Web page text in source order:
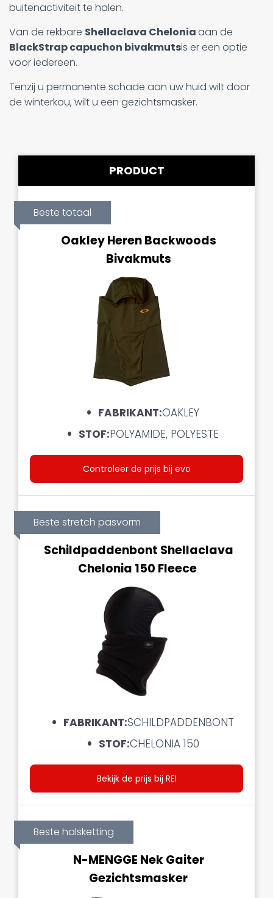
buitenactiviteit te halen.
Van de rekbare Shellaclava Cheloniaaan de
BlackStrap capuchon bivakmutsis er een optie
voor iedereen.
Tenzij u permanente schade aan uw huid wilt door
de winterkou, wilt u een gezichtsmasker.
PRODUCT
Beste totaal
Oakley Heren Backwoods
Bivakmuts
FABRIKANT:OAKLEY
STOF:POLYAMIDE, POLYESTE
Controleer de prijs bij evo
Beste stretch pasvorm
Schildpaddenbont Shellaclava
Chelonia 150 Fleece
FABRIKANT:SCHILDPADDENBONT
STOF:CHELONIA 150
Bekijk de prijs bij REI
Beste halsketting
N-MENGGE Nek Gaiter
Gezichtsmasker